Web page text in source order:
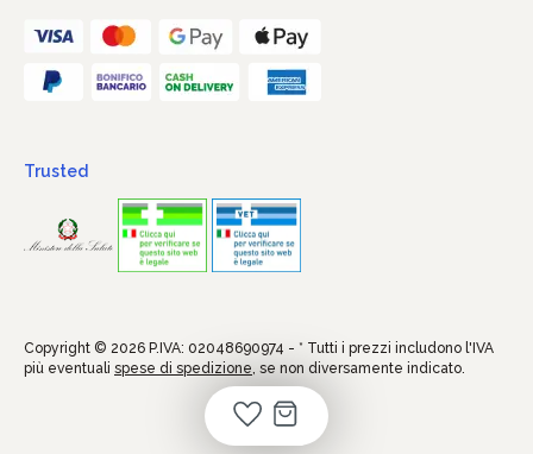
Trusted
Copyright © 2026 P.IVA: 02048690974 - * Tutti i prezzi includono l'IVA
più eventuali spese di spedizione, se non diversamente indicato.